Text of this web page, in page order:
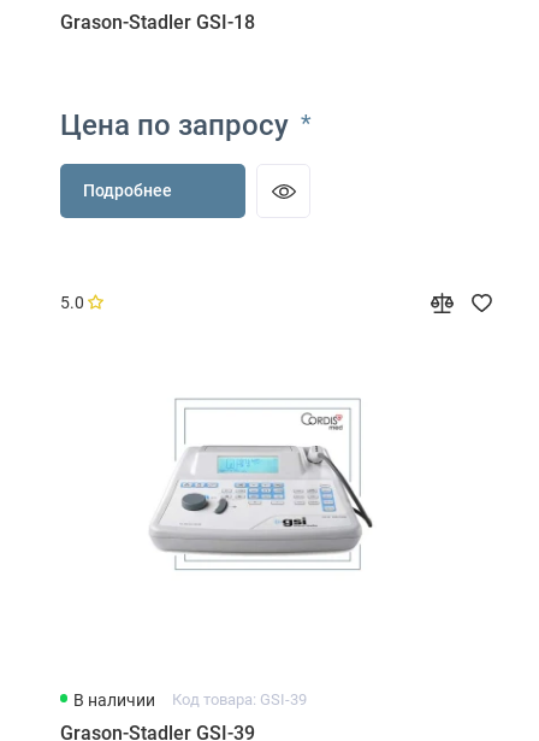
Grason-Stadler GSI-18
Цена по запросу *
Подробнее
5.0
В наличии Код товара: GSI-39
Grason-Stadler GSI-39